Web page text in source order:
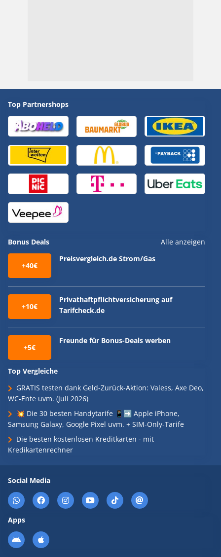
Top Partnershops
Bonus Deals Alle anzeigen
+40€
Preisvergleich.de Strom/Gas
+10€
Privathaftpflichtversicherung auf
Tarifcheck.de
+5€
Freunde für Bonus-Deals werben
Top Vergleiche
GRATIS testen dank Geld-Zurück-Aktion: Valess, Axe Deo,
WC-Ente uvm. (Juli 2026)
💥 Die 30 besten Handytarife 📱➡️ Apple iPhone,
Samsung Galaxy, Google Pixel uvm. + SIM-Only-Tarife
Die besten kostenlosen Kreditkarten - mit
Kredikartenrechner
Social Media
Apps